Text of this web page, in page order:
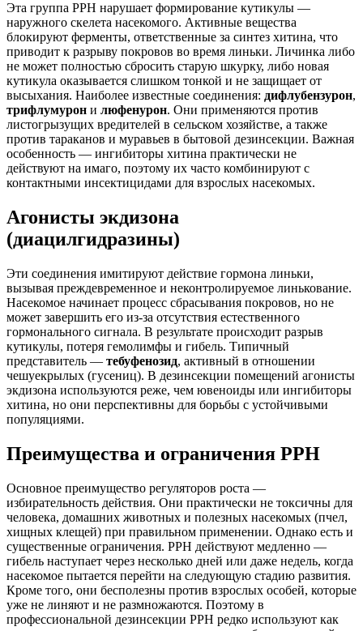
Эта группа РРН нарушает формирование кутикулы —
наружного скелета насекомого. Активные вещества
блокируют ферменты, ответственные за синтез хитина, что
приводит к разрыву покровов во время линьки. Личинка либо
не может полностью сбросить старую шкурку, либо новая
кутикула оказывается слишком тонкой и не защищает от
высыхания. Наиболее известные соединения: дифлубензурон,
трифлумурон и люфенурон. Они применяются против
листогрызущих вредителей в сельском хозяйстве, а также
против тараканов и муравьев в бытовой дезинсекции. Важная
особенность — ингибиторы хитина практически не
действуют на имаго, поэтому их часто комбинируют с
контактными инсектицидами для взрослых насекомых.
Агонисты экдизона
(диацилгидразины)
Эти соединения имитируют действие гормона линьки,
вызывая преждевременное и неконтролируемое линькование.
Насекомое начинает процесс сбрасывания покровов, но не
может завершить его из-за отсутствия естественного
гормонального сигнала. В результате происходит разрыв
кутикулы, потеря гемолимфы и гибель. Типичный
представитель — тебуфенозид, активный в отношении
чешуекрылых (гусениц). В дезинсекции помещений агонисты
экдизона используются реже, чем ювеноиды или ингибиторы
хитина, но они перспективны для борьбы с устойчивыми
популяциями.
Преимущества и ограничения РРН
Основное преимущество регуляторов роста —
избирательность действия. Они практически не токсичны для
человека, домашних животных и полезных насекомых (пчел,
хищных клещей) при правильном применении. Однако есть и
существенные ограничения. РРН действуют медленно —
гибель наступает через несколько дней или даже недель, когда
насекомое пытается перейти на следующую стадию развития.
Кроме того, они бесполезны против взрослых особей, которые
уже не линяют и не размножаются. Поэтому в
профессиональной дезинсекции РРН редко используют как